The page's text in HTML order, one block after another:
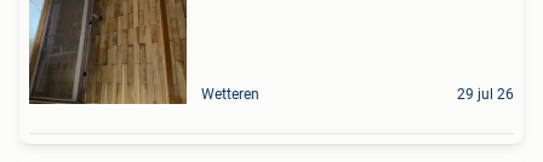
Wetteren 29 jul 26